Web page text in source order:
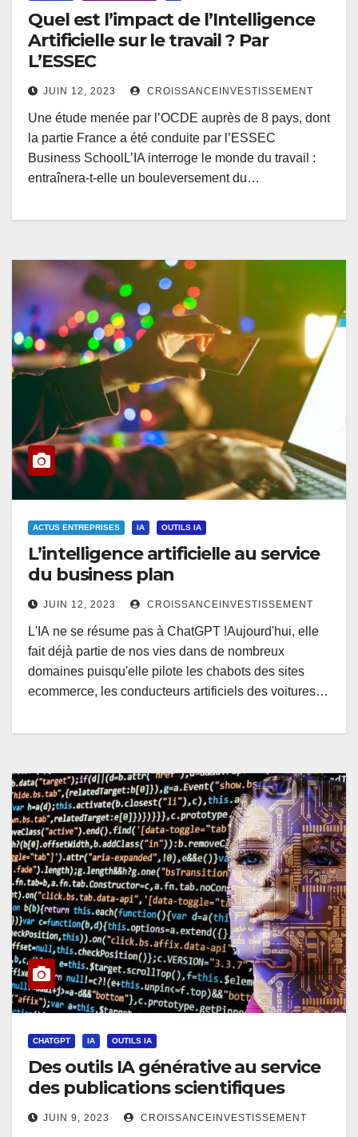
Quel est l’impact de l’Intelligence
Artificielle sur le travail ? Par
L’ESSEC
JUIN 12, 2023 CROISSANCEINVESTISSEMENT
Une étude menée par l’OCDE auprès de 8 pays, dont
la partie France a été conduite par l’ESSEC
Business SchoolL’IA interroge le monde du travail :
entraînera-t-elle un bouleversement du…
ACTUS ENTREPRISES IA OUTILS IA
L’intelligence artificielle au service
du business plan
JUIN 12, 2023 CROISSANCEINVESTISSEMENT
L'IA ne se résume pas à ChatGPT !Aujourd'hui, elle
fait déjà partie de nos vies dans de nombreux
domaines puisqu'elle pilote les chabots des sites
ecommerce, les conducteurs artificiels des voitures…
CHATGPT IA OUTILS IA
Des outils IA générative au service
des publications scientifiques
JUIN 9, 2023 CROISSANCEINVESTISSEMENT